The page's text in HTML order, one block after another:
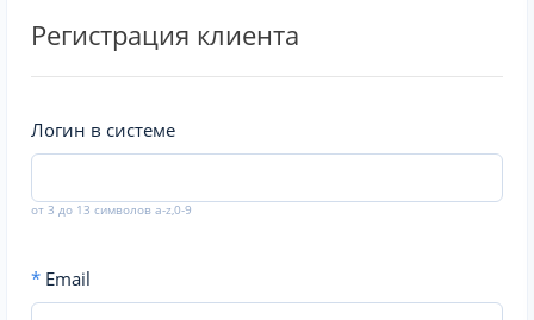
Регистрация клиента
Логин в системе
от 3 до 13 символов a-z,0-9
* Email